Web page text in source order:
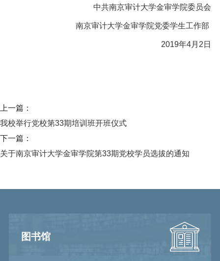
中共南京审计大学金审学院委员会
南京审计大学金审学院党委学生工作部
2019年4月2日
上一篇：
我校举行党校第33期培训班开班仪式
下一篇：
关于南京审计大学金审学院第33期党校学员选拔的通知
图书馆